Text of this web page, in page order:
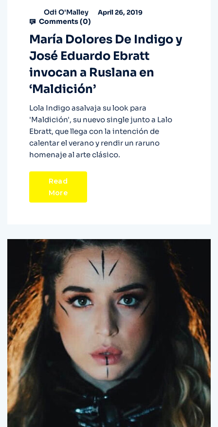
Odi O'Malley April 26, 2019
Comments (0)
María Dolores De Indigo y
José Eduardo Ebratt
invocan a Ruslana en
‘Maldición’
Lola Indigo asalvaja su look para
'Maldición', su nuevo single junto a Lalo
Ebratt, que llega con la intención de
calentar el verano y rendir un raruno
homenaje al arte clásico.
Read
More